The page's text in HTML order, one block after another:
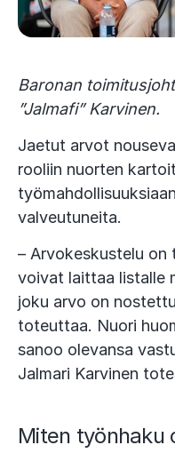
Baronan
”Jalmafi” Karvinen.
Jaetut arvot
rooliin nuorten
valveutuneita.
– Arvokeskustelu
voivat laittaa listalle
joku arvo on
toteuttaa. Nuori
sanoo olevansa
Jalmari Karvinen
Miten työnhaku